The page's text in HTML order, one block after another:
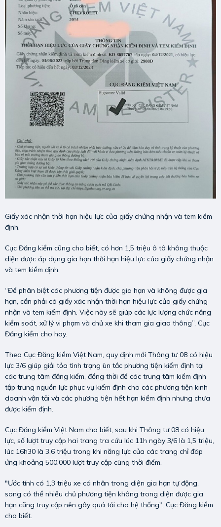
Giấy xác nhận thời hạn hiệu lực của giấy chứng nhận và tem kiểm
định.
Cục Đăng kiểm cũng cho biết, có hơn 1,5 triệu ô tô không thuộc
diện được áp dụng gia hạn thời hạn hiệu lực của giấy chứng nhận
và tem kiểm định.
“Để phân biệt các phương tiện được gia hạn và không được gia
hạn, cần phải có giấy xác nhận thời hạn hiệu lực của giấy chứng
nhận và tem kiểm định. Việc này sẽ giúp các lực lượng chức năng
kiểm soát, xử lý vi phạm và chủ xe khi tham gia giao thông”, Cục
Đăng kiểm cho hay.
Theo Cục Đăng kiểm Việt Nam, quy định mới Thông tư 08 có hiệu
lực 3/6 giúp giải tỏa tình trạng ùn tắc phương tiện kiểm định tại
các trung tâm đăng kiểm, đồng thời để các trung tâm kiểm định
tập trung nguồn lực phục vụ kiểm định cho các phương tiện kinh
doanh vận tải và các phương tiện hết hạn kiểm định nhưng chưa
được kiểm định.
Cục Đăng kiểm Việt Nam cho biết, sau khi Thông tư 08 có hiệu
lực, số lượt truy cập hai trang tra cứu lúc 11h ngày 3/6 là 1,5 triệu,
lúc 16h30 là 3,6 triệu trong khi năng lực của các trang chỉ đáp
ứng khoảng 500.000 lượt truy cập cùng thời điểm.
"Ước tính có 1,3 triệu xe cá nhân trong diện gia hạn tự động,
song có thể nhiều chủ phương tiện không trong diện được gia
hạn cũng truy cập nên gây quá tải cho hệ thống", Cục Đăng kiểm
cho biết.